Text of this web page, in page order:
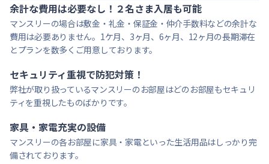
余計な費用は必要なし！２名さま入居も可能
マンスリーの場合は敷金・礼金・保証金・仲介手数料などの余計な
費用は必要ありません。1ケ月、3ヶ月、6ヶ月、12ヶ月の長期滞在
とプランを数多くご用意しております。
セキュリティ重視で防犯対策！
弊社が取り扱っているマンスリーのお部屋はどのお部屋もセキュリ
ティを重視したものばかりです。
家具・家電充実の設備
マンスリーの各お部屋に家具・家電といった生活用品はしっかり完
備されております。